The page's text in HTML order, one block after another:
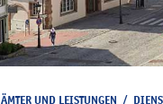
ÄMTER UND LEISTUNGEN /